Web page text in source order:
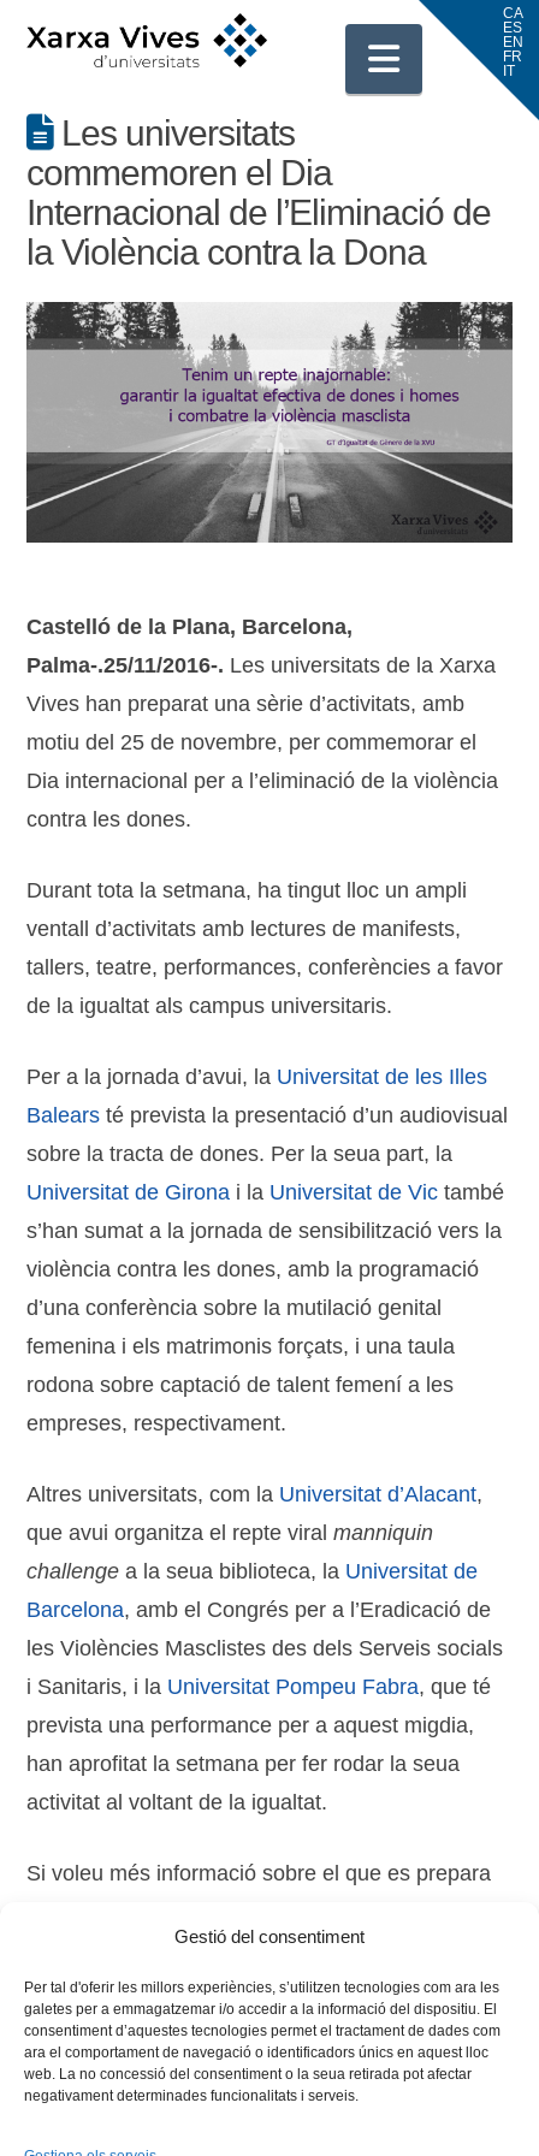
Gestió del consentiment
Per tal d'oferir les millors experiències, s’utilitzen tecnologies com ara les
galetes per a emmagatzemar i/o accedir a la informació del dispositiu. El
consentiment d’aquestes tecnologies permet el tractament de dades com
ara el comportament de navegació o identificadors únics en aquest lloc
web. La no concessió del consentiment o la seua retirada pot afectar
negativament determinades funcionalitats i serveis.
Les universitats
commemoren el Dia
Internacional de l’Eliminació de
la Violència contra la Dona
Castelló de la Plana, Barcelona,
Palma-.25/11/2016-. Les universitats de la Xarxa
Vives han preparat una sèrie d’activitats, amb
motiu del 25 de novembre, per commemorar el
Dia internacional per a l’eliminació de la violència
contra les dones.
Durant tota la setmana, ha tingut lloc un ampli
ventall d’activitats amb lectures de manifests,
tallers, teatre, performances, conferències a favor
de la igualtat als campus universitaris.
Per a la jornada d’avui, la Universitat de les Illes
Balears té prevista la presentació d’un audiovisual
sobre la tracta de dones. Per la seua part, la
Universitat de Girona i la Universitat de Vic també
s’han sumat a la jornada de sensibilització vers la
violència contra les dones, amb la programació
d’una conferència sobre la mutilació genital
femenina i els matrimonis forçats, i una taula
rodona sobre captació de talent femení a les
empreses, respectivament.
Altres universitats, com la Universitat d’Alacant,
que avui organitza el repte viralmanniquin
challenge a la seua biblioteca, la Universitat de
Barcelona, amb el Congrés per a l’Eradicació de
les Violències Masclistes des dels Serveis socials
i Sanitaris, i la Universitat Pompeu Fabra, que té
prevista una performance per a aquest migdia,
han aprofitat la setmana per fer rodar la seua
activitat al voltant de la igualtat.
Si voleu més informació sobre el que es prepara
de les vostres universitats.